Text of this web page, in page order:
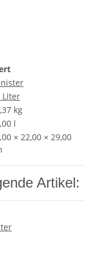
Liter
kg
l
× 22,00 × 29,00
Artikel: